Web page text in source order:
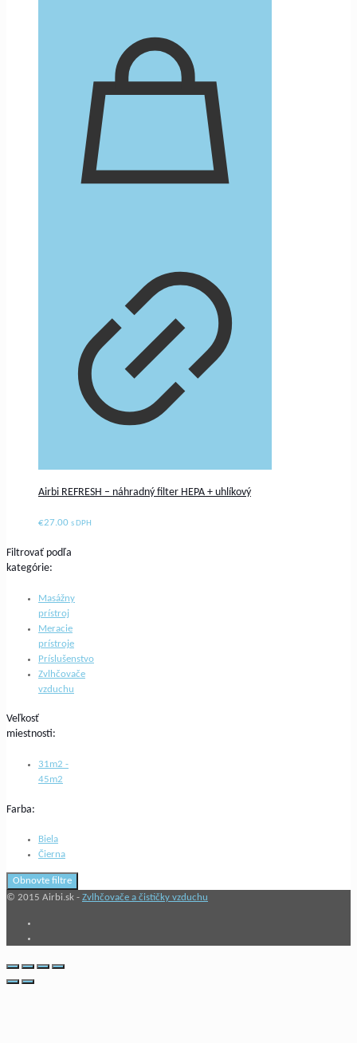
Airbi REFRESH – náhradný filter HEPA + uhlíkový
€27.00 s DPH
Filtrovať podľa
kategórie:
Masážny
prístroj
Meracie
prístroje
Príslušenstvo
Zvlhčovače
vzduchu
Veľkosť
miestnosti:
31m2 -
45m2
Farba:
Biela
Čierna
Obnovte filtre
© 2015 Airbi.sk - Zvlhčovače a čističky vzduchu